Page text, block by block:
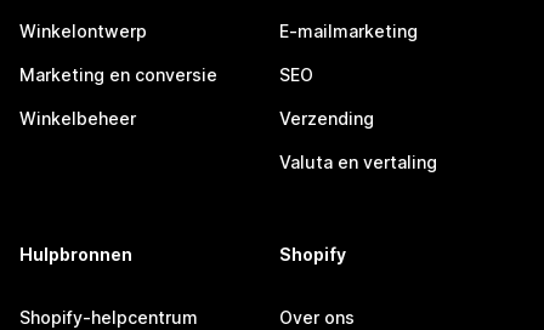
Winkelontwerp
Marketing en conversie
Winkelbeheer
E-mailmarketing
SEO
Verzending
Valuta en vertaling
Hulpbronnen
Shopify-helpcentrum
Shopify
Over ons